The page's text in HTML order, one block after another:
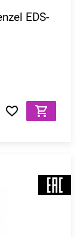
EDS-